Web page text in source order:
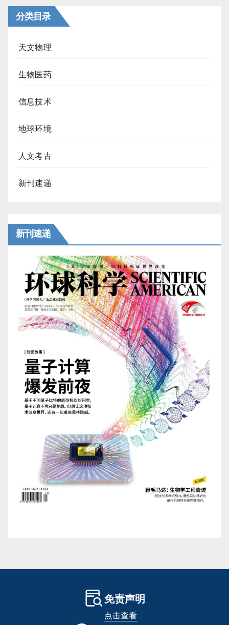
分类目录
天文物理
生物医药
信息技术
地球环境
人文考古
新刊速递
新刊速递
免责声明
点击查看